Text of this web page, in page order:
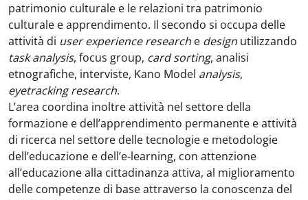
patrimonio culturale e le relazioni tra patrimonio
culturale e apprendimento. Il secondo si occupa delle
attività di user experience research e design utilizzando
task analysis, focus group, card sorting, analisi
etnografiche, interviste, Kano Model analysis,
eyetracking research.
L’area coordina inoltre attività nel settore della
formazione e dell’apprendimento permanente e attività
di ricerca nel settore delle tecnologie e metodologie
dell’educazione e dell’e-learning, con attenzione
all’educazione alla cittadinanza attiva, al miglioramento
delle competenze di base attraverso la conoscenza del